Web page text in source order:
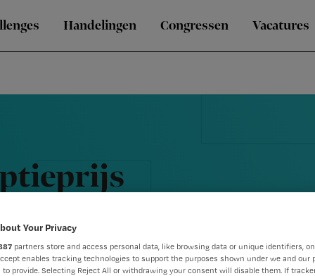
Handelingen Congressen Vacatures
Your Privacy
partners store and access personal data, like browsing data or unique identifiers,
enables tracking technologies to support the purposes shown under we and our
to provide. Selecting Reject All or withdrawing your consent will disable them. If